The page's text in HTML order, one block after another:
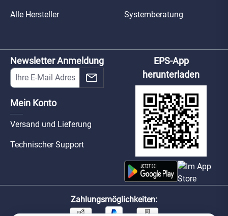
Alle Hersteller Systemberatung
Newsletter Anmeldung
Mein Konto
Versand und Lieferung
Technischer Support
EPS-App
herunterladen
Zahlungsmöglichkeiten: